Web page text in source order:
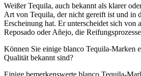
Weißer Tequila, auch bekannt als klarer
Art von Tequila, der nicht gereift ist und in
Erscheinung hat. Er unterscheidet sich von
Reposado oder Añejo, die
Können Sie einige blanco Tequila-Marken
Qualität bekannt sind?
Einige bemerkenswerte blanco Tequila-